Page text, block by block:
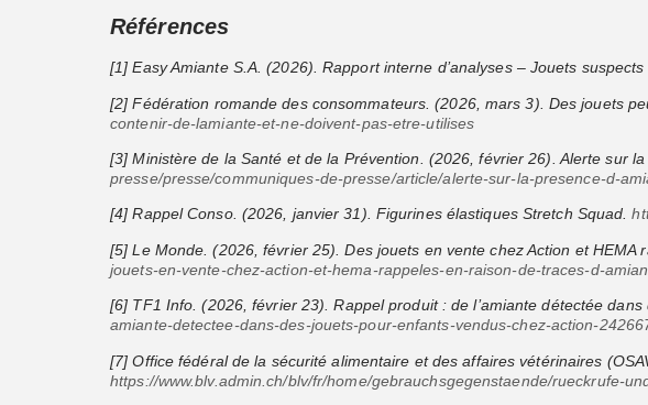
Références
[1] Easy Amiante S.A. (2026). Rapport interne d’analyses – Jouets
[2] Fédération romande des consommateurs. (2026, mars 3). Des jouets
contenir-de-lamiante-et-ne-doivent-pas-etre-utilises
[3] Ministère de la Santé et de la Prévention. (2026, février 26). Alerte sur
presse/presse/communiques-de-presse/article/alerte-sur-la-presence-d-
[4] Rappel Conso. (2026, janvier 31). Figurines élastiques Stretch Squad.
[5] Le Monde. (2026, février 25). Des jouets en vente chez Action et HEMA
jouets-en-vente-chez-action-et-hema-rappeles-en-raison-de-traces-d-
[6] TF1 Info. (2026, février 23). Rappel produit : de l’amiante détectée
amiante-detectee-dans-des-jouets-pour-enfants-vendus-chez-action-
[7] Office fédéral de la sécurité alimentaire et des affaires vétérinaires
https://www.blv.admin.ch/blv/fr/home/gebrauchsgegenstaende/rueckrufe-